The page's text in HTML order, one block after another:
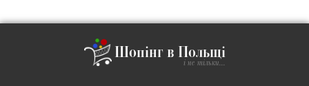
Шопінг в Польщі
і не тільки...